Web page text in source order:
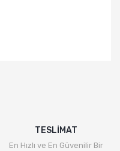
TESLİMAT
En Hızlı ve En Güvenilir Bir